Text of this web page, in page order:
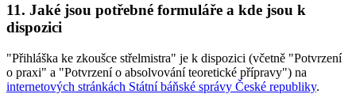
11. Jaké jsou potřebné formuláře a kde jsou k
dispozici
"Přihláška ke zkoušce střelmistra" je k dispozici (včetně "Potvrzení
o praxi" a "Potvrzení o absolvování teoretické přípravy") na
internetových stránkách Státní báňské správy České republiky.